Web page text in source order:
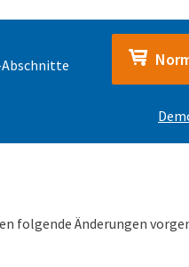
folgende Änderungen